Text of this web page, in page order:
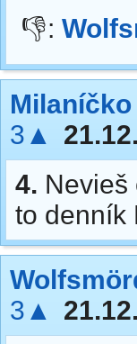
👎:
Milaníčko
3▲
4. Nevieš
to denník
3▲